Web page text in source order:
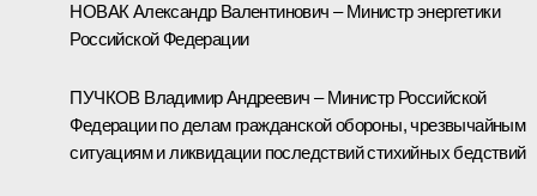
НОВАК Александр Валентинович – Министр энергетики
Российской Федерации
ПУЧКОВ Владимир Андреевич – Министр Российской
Федерации по делам гражданской обороны, чрезвычайным
ситуациям и ликвидации последствий стихийных бедствий